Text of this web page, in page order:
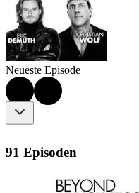
Neueste Episode
91 Episoden